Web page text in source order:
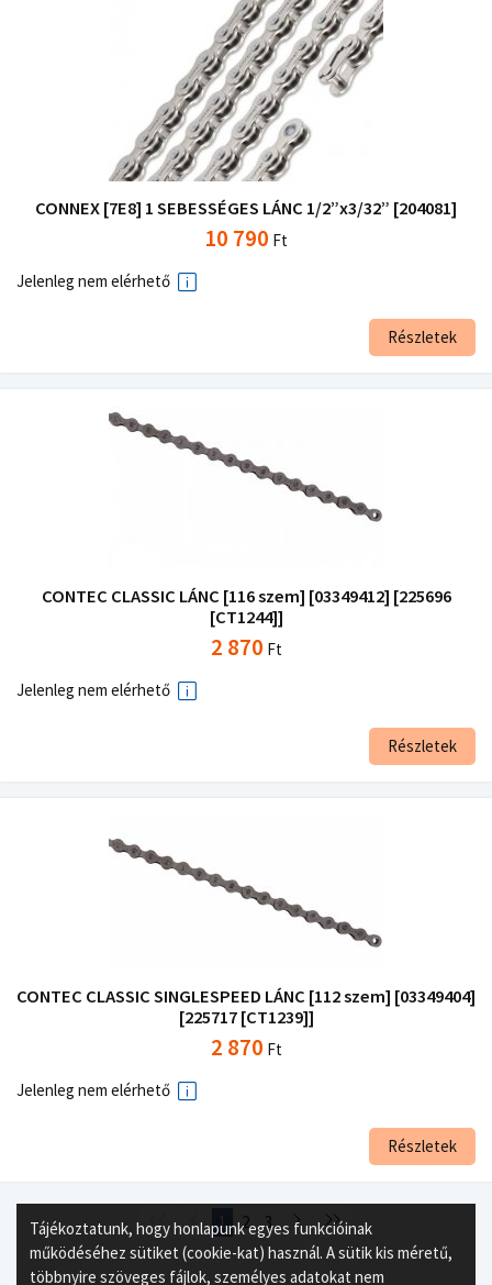
CONNEX [7E8] 1 SEBESSÉGES LÁNC 1/2”x3/32” [204081]
10 790 Ft
Jelenleg nem elérhető
Részletek
CONTEC CLASSIC LÁNC [116 szem] [03349412] [225696
[CT1244]]
2 870 Ft
Jelenleg nem elérhető
Részletek
CONTEC CLASSIC SINGLESPEED LÁNC [112 szem] [03349404]
[225717 [CT1239]]
2 870 Ft
Jelenleg nem elérhető
Részletek
1 2 3
Tájékoztatunk, hogy honlapunk egyes funkcióinak
működéséhez sütiket (cookie-kat) használ. A sütik kis méretű,
többnyire szöveges fájlok, személyes adatokat nem